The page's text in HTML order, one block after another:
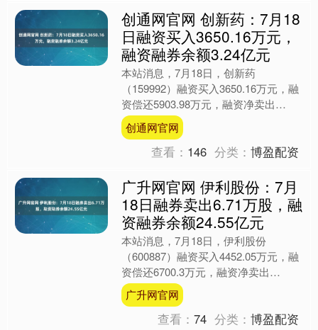
创通网官网 创新药：7月18
日融资买入3650.16万元，
融资融券余额3.24亿元
本站消息，7月18日，创新药
（159992）融资买入3650.16万元，融
资偿还5903.98万元，融资净卖出
2253.82万元，融资余额3.19亿元。 融
券方....
创通网官网
查看： 146 分类：博盈配资
广升网官网 伊利股份：7月
18日融券卖出6.71万股，融
资融券余额24.55亿元
本站消息，7月18日，伊利股份
（600887）融资买入4452.05万元，融
资偿还6700.3万元，融资净卖出
2248.25万元，融资余额24.38亿元，近
20....
广升网官网
查看：74 分类：博盈配资